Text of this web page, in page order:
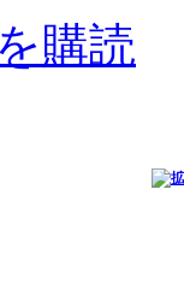
購読